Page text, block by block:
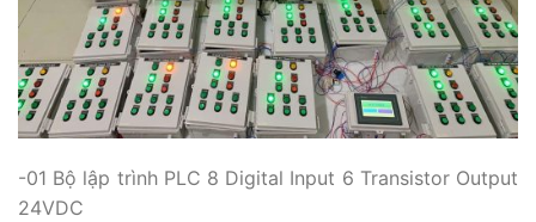
-01 Bộ lập trình PLC 8 Digital Input 6 Transistor Output
24VDC